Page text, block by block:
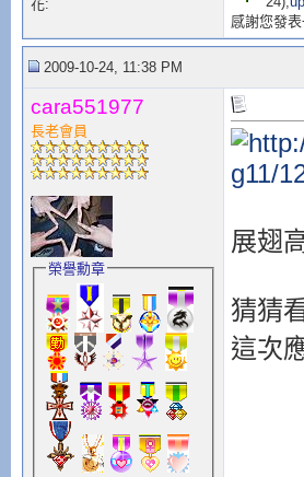
花:
感謝您發
2009-10-24, 11:38 PM
cara551977
長老會員
榮譽勳章
展翅
猜猜
這次